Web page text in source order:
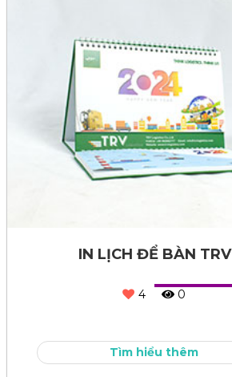
IN LỊCH ĐỂ BÀN TRV
4 0
Tìm hiểu thêm